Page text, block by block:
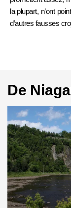
la plupart, n’ont
d’autres fausses
De